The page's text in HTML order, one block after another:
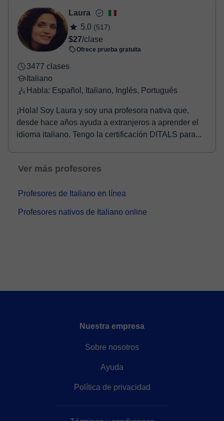
- Paypal.
Una vez realices el pago de la clase, recibirás un email de
confirmación de la reserva.
Laura
5,0 (517)
$27/clase
Ofrece prueba gratuita
3477 clases
Italiano
Habla: Español, Italiano, Inglés, Portugués
¡Hola! Soy Laura y soy una profesora nativa que,
desde hace años ayuda a extranjeros a aprender el
idioma italiano. Tengo la certificación DITALS para...
Ver más profesores
Profesores de Italiano en línea
Profesores nativos de Italiano online
Nuestra empresa
Sobre nosotros
Ayuda
Política de privacidad